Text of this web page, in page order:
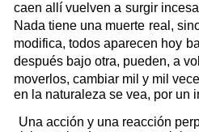
caen allí vuelven a surgir
Nada tiene una muerte real,
modifica, todos aparecen hoy
después bajo otra, pueden, a
moverlos, cambiar mil y mil
en la naturaleza se vea, por un
Una acción y una reacción